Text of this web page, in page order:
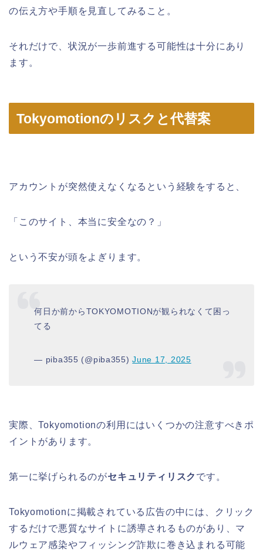
の伝え方や手順を見直してみること。
それだけで、状況が一歩前進する可能性は十分にあり
ます。
Tokyomotionのリスクと代替案
アカウントが突然使えなくなるという経験をすると、
「このサイト、本当に安全なの？」
という不安が頭をよぎります。
何日か前からTOKYOMOTIONが観られなくて困っ
てる
— piba355 (@piba355)June 17, 2025
実際、Tokyomotionの利用にはいくつかの注意すべきポ
イントがあります。
第一に挙げられるのがセキュリティリスク です。
Tokyomotionに掲載されている広告の中には、クリック
するだけで悪質なサイトに誘導されるものがあり、マ
ルウェア感染やフィッシング詐欺に巻き込まれる可能